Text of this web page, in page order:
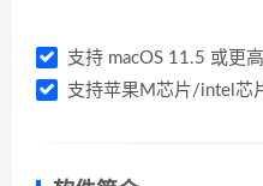
支持 macOS 11.5 或更
支持苹果M芯片/intel芯